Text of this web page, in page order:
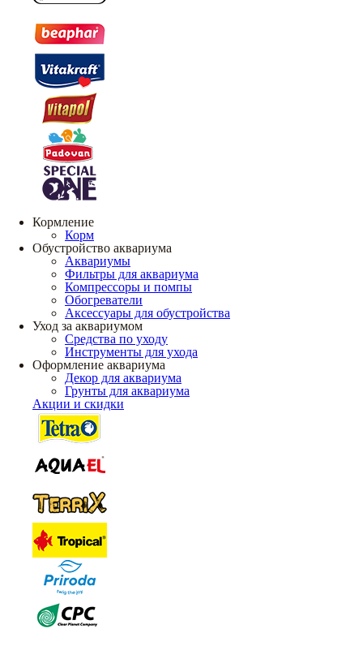
Кормление
Корм
Обустройство аквариума
Аквариумы
Фильтры для аквариума
Компрессоры и помпы
Обогреватели
Аксессуары для обустройства
Уход за аквариумом
Средства по уходу
Инструменты для ухода
Оформление аквариума
Декор для аквариума
Грунты для аквариума
Акции и скидки